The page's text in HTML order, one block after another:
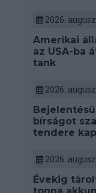
2026.
Amerikai
az USA-ba
tank
2026.
bírságot
tendere
2026.
Évekig